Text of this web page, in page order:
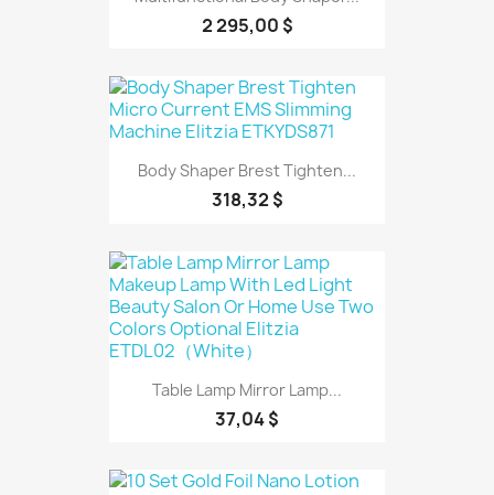
2 295,00 $
Body Shaper Brest Tighten...
318,32 $
Table Lamp Mirror Lamp...
37,04 $